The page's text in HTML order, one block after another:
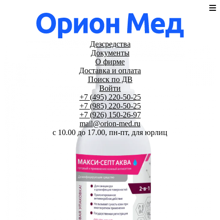
Дезсредства
Документы
О фирме
Доставка и оплата
Поиск по ДВ
Войти
+7 (495) 220-50-25
+7 (985) 220-50-25
+7 (926) 150-26-97
mail@orion-med.ru
c 10.00 до 17.00, пн-пт, для юрлиц